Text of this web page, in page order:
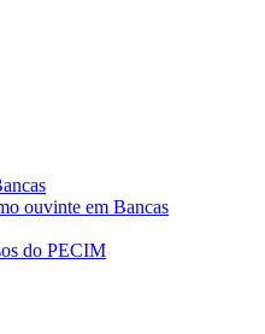
ouvinte em Bancas
do PECIM